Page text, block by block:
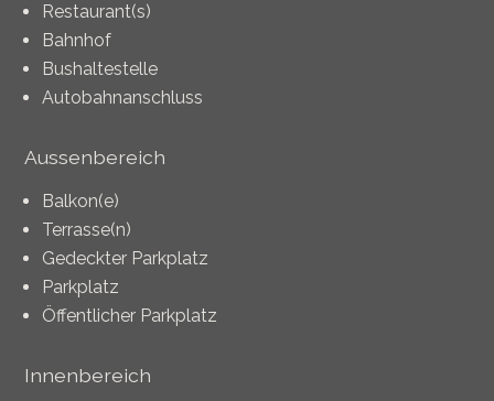
Restaurant(s)
Bahnhof
Bushaltestelle
Autobahnanschluss
Aussenbereich
Balkon(e)
Terrasse(n)
Gedeckter Parkplatz
Parkplatz
Öffentlicher Parkplatz
Innenbereich